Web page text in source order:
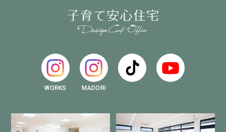
WORKS MADORI